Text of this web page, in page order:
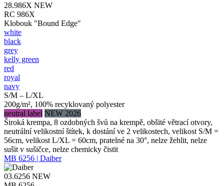
28.986X NEW
RC 986X
Klobouk "Bound Edge"
white
black
grey
kelly green
red
royal
navy
S/M – L/XL
200g/m², 100% recyklovaný polyester
neutral label NEW 2026
Široká krempa, 8 ozdobných švů na krempě, obšité větrací otvory,
neutrální velikostní štítek, k dostání ve 2 velikostech, velikost S/M =
56cm, velikost L/XL = 60cm, pratelné na 30°, nelze žehlit, nelze
sušit v sušičce, nelze chemicky čistit
MB 6256 | Daiber
03.6256 NEW